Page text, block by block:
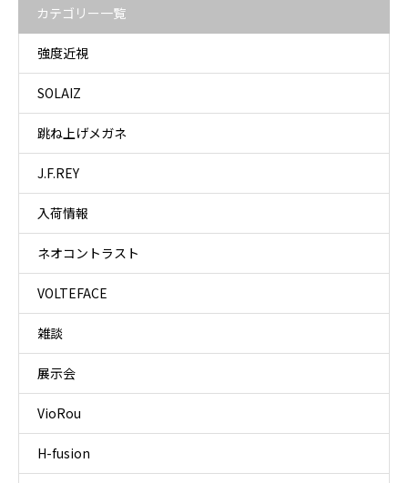
カテゴリー一覧
強度近視
SOLAIZ
跳ね上げメガネ
J.F.REY
入荷情報
ネオコントラスト
VOLTEFACE
雑談
展示会
VioRou
H-fusion